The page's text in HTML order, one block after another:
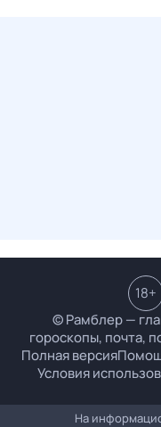
© Рамблер —
гороскопы, почта,
Полная версия
Условия
18+
На